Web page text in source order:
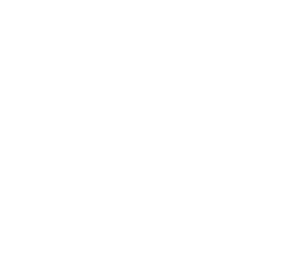
in Vollmachten
werden?
zur Verfügung stehen, um das
Tagen“ auf persönliche
eintretende
Informationen
selten legen Ihnen die von